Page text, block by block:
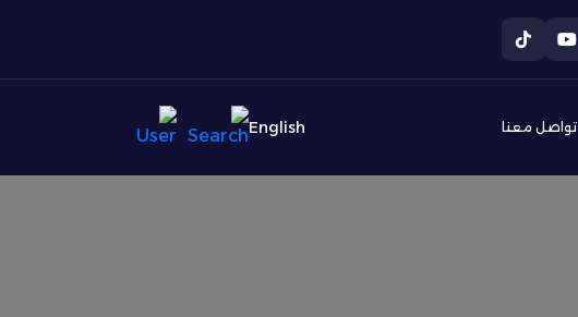
تواصل معنا English